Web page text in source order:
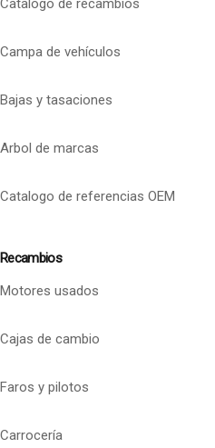
Catalogo de recambios
Campa de vehículos
Bajas y tasaciones
Arbol de marcas
Catalogo de referencias OEM
Recambios
Motores usados
Cajas de cambio
Faros y pilotos
Carrocería